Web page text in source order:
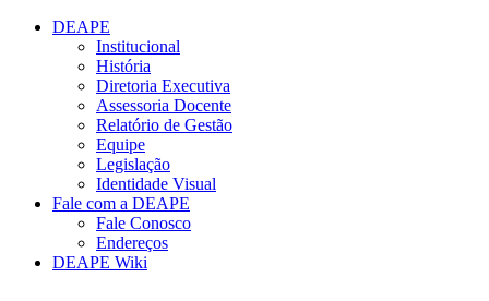
Conteúdo principal
DEAPE
Institucional
História
Diretoria Executiva
Assessoria Docente
Relatório de Gestão
Equipe
Legislação
Identidade Visual
Fale com a DEAPE
Fale Conosco
Endereços
DEAPE Wiki